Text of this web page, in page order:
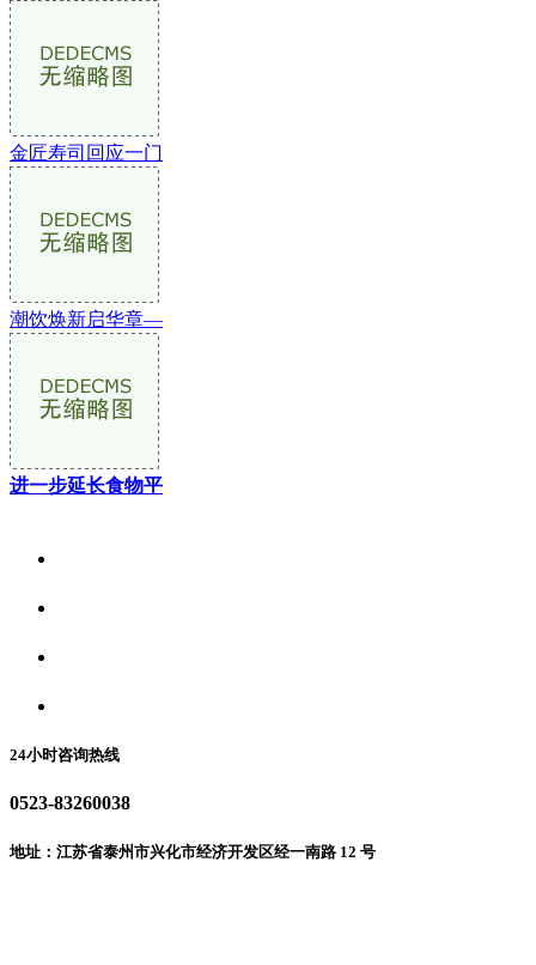
金匠寿司回应一门
潮饮焕新启华章—
进一步延长食物平
24小时咨询热线
0523-83260038
地址：江苏省泰州市兴化市经济开发区经一南路 12 号